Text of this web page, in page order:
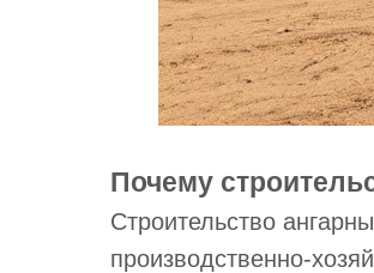
Почему
Строительство
производственно-